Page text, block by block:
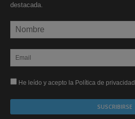
destacada.
He leído y acepto la Política de privacidad